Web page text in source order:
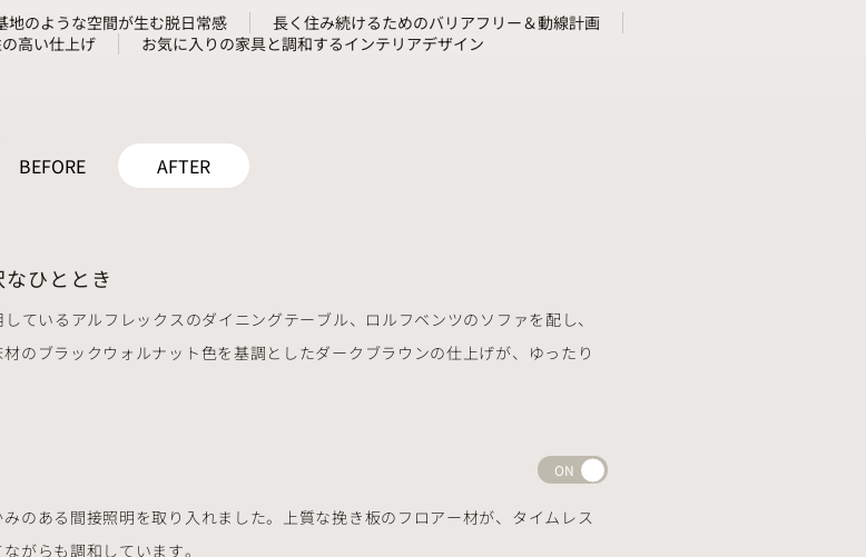
地のような空間が生む脱日常感
長く住み続けるためのバリアフリー＆動線計画
高い仕上げ
お気に入りの家具と調和するインテリアデザイン
BEFORE AFTER
ひととき
ているアルフレックスのダイニングテーブル、ロルフベンツのソファを配し、
のブラックウォルナット色を基調としたダークブラウンの仕上げが、ゆったり
ON
のある間接照明を取り入れました。上質な挽き板のフロアー材が、タイムレス
がらも調和しています。